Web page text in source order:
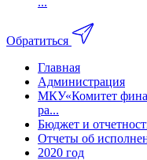
Обратиться
Главная
Администрация
МКУ«Комитет
ра...
Бюджет и
Отчеты об
2020 год